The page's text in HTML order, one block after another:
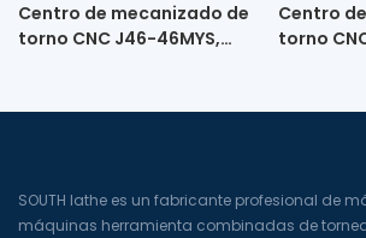
Centro de mecanizado de
torno CNC J46-46MYS,
Centro
torno
SOUTH lathe es un fabricante profesional de
máquinas herramienta combinadas de